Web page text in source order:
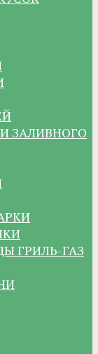
ЗАЛИВНОГО
ГРИЛЬ-ГАЗ